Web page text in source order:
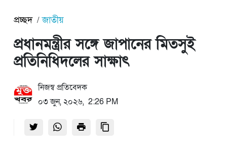
প্রচ্ছদ জাতীয়
প্রধানমন্ত্রীর সঙ্গে জাপানের মিতসুই
প্রতিনিধিদলের সাক্ষাৎ
নিজস্ব প্রতিবেদক
০৩ জুন, ২০২৬, 2:26 PM